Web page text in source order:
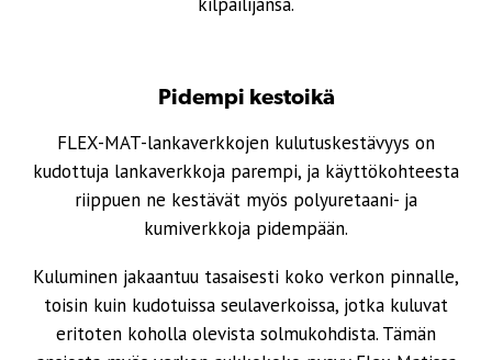
Pidempi kestoikä
FLEX-MAT-lankaverkkojen kulutuskestävyys on
kudottuja lankaverkkoja parempi, ja käyttökohteesta
riippuen ne kestävät myös polyuretaani- ja
kumiverkkoja pidempään.
Kuluminen jakaantuu tasaisesti koko verkon pinnalle,
toisin kuin kudotuissa seulaverkoissa, jotka kuluvat
eritoten koholla olevista solmukohdista. Tämän